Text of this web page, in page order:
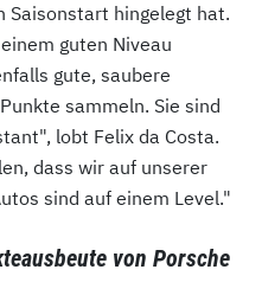
Saisonstart hingelegt hat.
guten Niveau
gute, saubere
sammeln. Sie sind
lobt Felix da Costa.
dass wir auf unserer
sind auf einem Level."
von Porsche